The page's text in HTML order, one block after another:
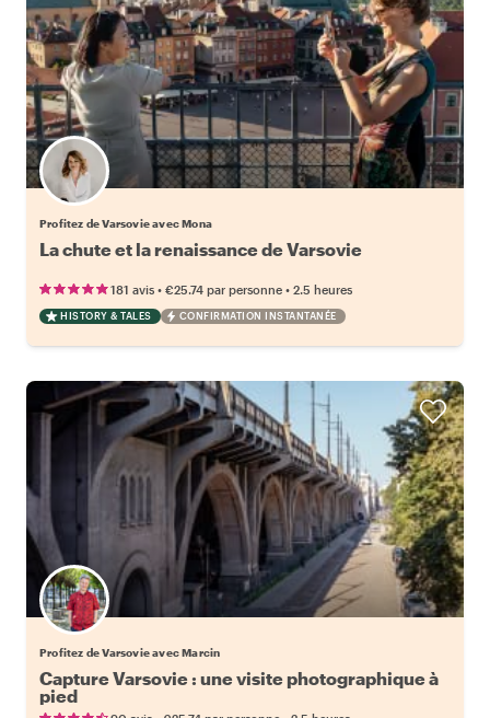
Profitez de Varsovie avec Mona
La chute et la renaissance de Varsovie
181 avis • €25.74 par personne • 2.5 heures
HISTORY & TALES CONFIRMATION INSTANTANÉE
Profitez de Varsovie avec Marcin
Capture Varsovie : une visite photographique à
pied